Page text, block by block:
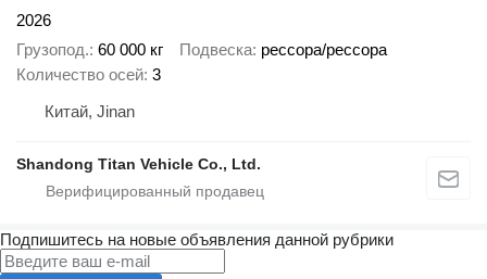
2026
Грузопод. 60 000 кг Подвеска рессора/рессора
Количество осей 3
Китай, Jinan
Shandong Titan Vehicle Co., Ltd.
Подпишитесь на новые объявления данной рубрики